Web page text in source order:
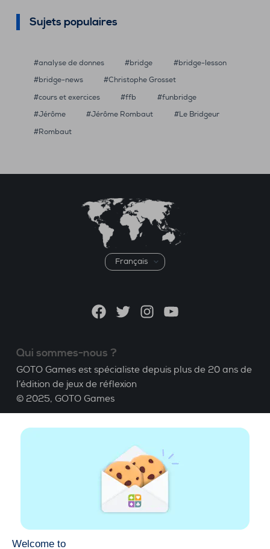
Sujets populaires
analyse de donnes bridge
bridge-lesson
bridge-news
Christophe Grosset
cours et exercices
ffb
funbridge
Jérôme
Jérôme Rombaut
Le Bridgeur
Rombaut
Choisir
une
FacebookTwitterInstagramYouTube
Qui sommes-nous ?
GOTO Games est spécialiste depuis plus de 20 ans de
l’édition de jeux de réflexion
© 2025, GOTO Games
A propos
Apprendre le Bridge
CGU|Mentions légales
Disponible partout